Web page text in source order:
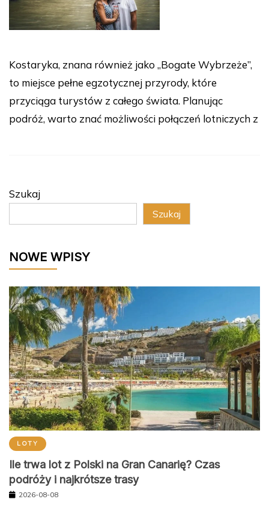
Kostaryka, znana również jako „Bogate Wybrzeże”,
to miejsce pełne egzotycznej przyrody, które
przyciąga turystów z całego świata. Planując
podróż, warto znać możliwości połączeń lotniczych z
Szukaj
Szukaj
NOWE WPISY
LOTY
Ile trwa lot z Polski na Gran Canarię? Czas
podróży i najkrótsze trasy
2026-08-08